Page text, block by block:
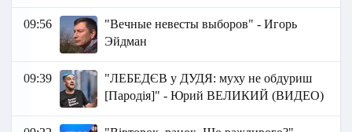
09:56
"Вечные невесты выборов" - Игорь
Эйдман
09:39
"ЛЕБЕДЄВ у ДУДЯ: муху не обдуриш
[Пародія]" - Юрий ВЕЛИКИЙ (ВИДЕО)